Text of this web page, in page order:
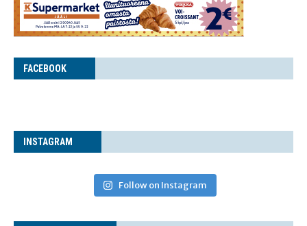
FACE­BOOK
INS­TA­GRAM
Follow on Instagram